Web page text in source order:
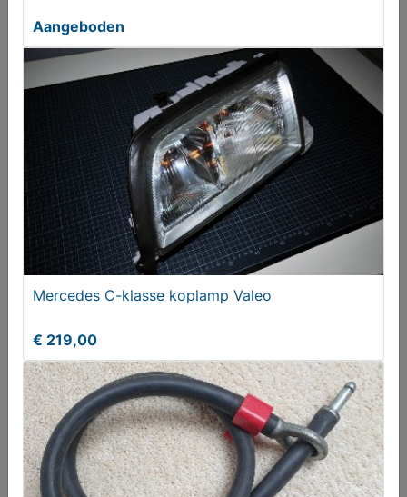
Mercedes C-klasse Wortelhout interieurlijsten
€ 199,00
Aangeboden
Mercedes C-klasse koplamp Valeo
€ 219,00